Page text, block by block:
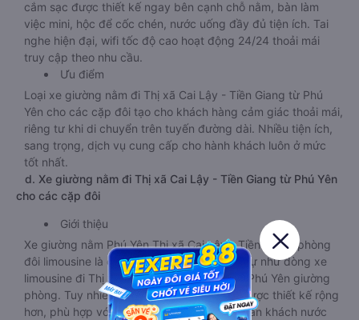
cắm sạc được thiết kế ngay bên cạnh chỗ nằm, bàn làm
việc mini, hộc để cốc chén, nước uống đầy đủ tiện ích. Tai
nghe hiện đại, wifi tốc độ cao hoạt động 24/24 thoải mái
truy cập theo nhu cầu.
Ưu điểm
Loại xe giường nằm đi Thị xã Cai Lậy - Tiền Giang từ Phú
Yên cho các cặp đôi tạo cho khách hàng cảm giác thoải mái,
riêng tư khi di chuyển trên tuyến đường dài. Nhiều tiện ích,
sang trọng, dịch vụ cung cấp cho hành khách luôn ở mức
tốt nhất.
d. Xe giường nằm đi Thị xã Cai Lậy - Tiền Giang từ Phú Yên
cho các cặp đôi
Giới thiệu
Xe giường nằm Phú Yên Thị xã Cai Lậy - Tiền Giang phòng
đôi limousine là dòng xe có thiết kế tương tự như dòng xe
limousine đi Thị xã Cai Lậy - Tiền Giang từ Phú Yên giường
phòng. Tuy nhiên kích thước giường nằm được thiết kế rộng
hơn, phù hợp với cả khách hàng Việt Nam lẫn khách nước